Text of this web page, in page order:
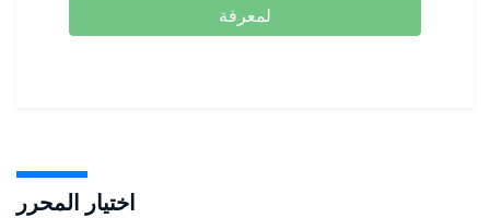
لمعرفة
اختيار المحرر